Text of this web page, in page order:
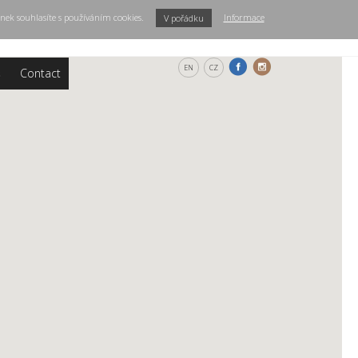
souhlasíte s používáním cookies. V pořádku Informace
Contact EN CZ